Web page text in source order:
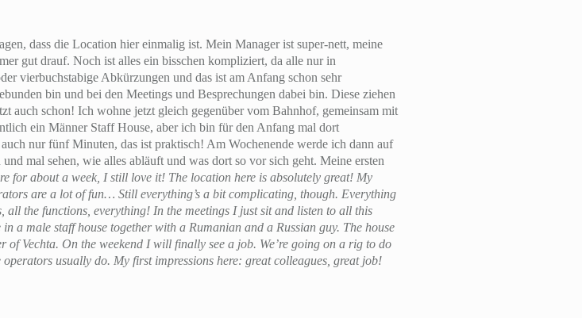
dass die Location hier einmalig ist. Mein Manager ist super-nett, meine
gut drauf. Noch ist alles ein bisschen kompliziert, da alle nur in
vierbuchstabige Abkürzungen und das ist am Anfang schon sehr
bin und bei den Meetings und Besprechungen dabei bin. Diese ziehen
auch schon! Ich wohne jetzt gleich gegenüber vom Bahnhof, gemeinsam mit
ein Männer Staff House, aber ich bin für den Anfang mal dort
nur fünf Minuten, das ist praktisch! Am Wochenende werde ich dann auf
mal sehen, wie alles abläuft und was dort so vor sich geht. Meine ersten
for about a week, I still love it! The location here is absolutely great! My
are a lot of fun… Still everything’s a bit complicating, though. Everything
all the functions, everything! In the meetings I just sit and listen to all this
a male staff house together with a Rumanian and a Russian guy. The house
of Vechta. On the weekend I will finally see a job. We’re going on a rig to do
usually do. My first impressions here: great colleagues, great job!